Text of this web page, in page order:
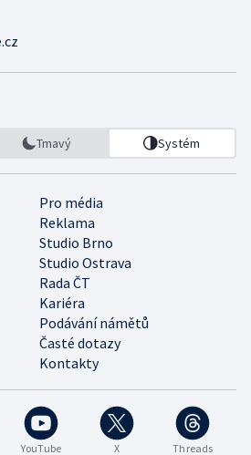
Tmavý Systém
Pro média
Reklama
Studio Brno
Studio Ostrava
Rada ČT
Kariéra
Podávání námětů
Časté dotazy
Kontakty
YouTube X Threads